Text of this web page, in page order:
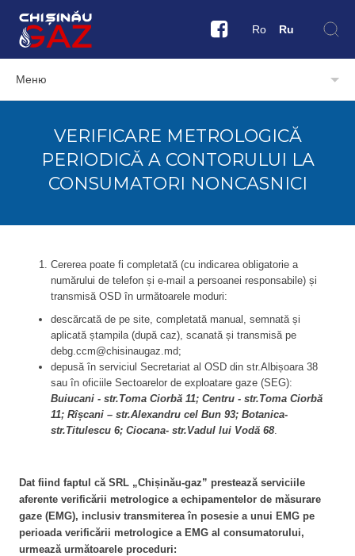
Ro Ru
Меню
VERIFICARE METROLOGICĂ
PERIODICĂ A CONTORULUI LA
CONSUMATORI NONCASNICI
Cererea poate fi completată (cu indicarea obligatorie a
numărului de telefon și e-mail a persoanei responsabile) și
transmisă OSD în următoarele moduri:
descărcată de pe site, completată manual, semnată și
aplicată ștampila (după caz), scanată și transmisă pe
debg.ccm@chisinaugaz.md;
depusă în serviciul Secretariat al OSD din str.Albișoara 38
sau în oficiile Sectoarelor de exploatare gaze (SEG):
Buiucani - str.Toma Ciorbă 11; Centru - str.Toma Ciorbă
11; Rîșcani – str.Alexandru cel Bun 93; Botanica-
str.Titulescu 6; Ciocana- str.Vadul lui Vodă 68.
Dat fiind faptul că SRL „Chișinău-gaz” prestează serviciile
aferente verificării metrologice a echipamentelor de măsurare
gaze (EMG), inclusiv transmiterea în posesie a unui EMG pe
perioada verificării metrologice a EMG al consumatorului,
urmează următoarele proceduri: